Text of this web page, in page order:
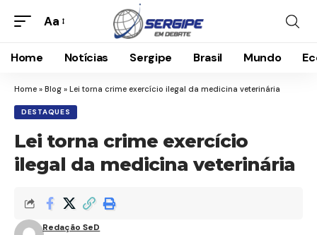
Aa
Home Notícias Sergipe Brasil Mundo
Home » Blog » Lei torna crime exercício ilegal da medicina veterinária
DESTAQUES
Lei torna crime exercício
ilegal da medicina veterinária
Redação SeD